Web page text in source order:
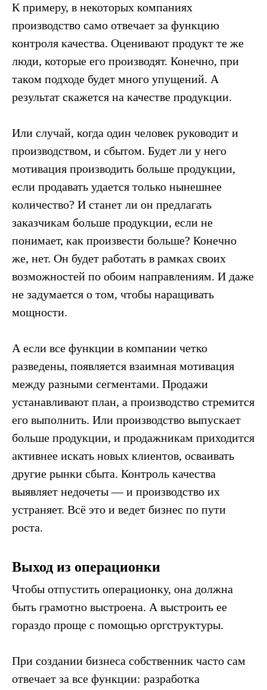
К примеру, в некоторых компаниях
производство само отвечает за функцию
контроля качества. Оценивают продукт те же
люди, которые его производят. Конечно, при
таком подходе будет много упущений. А
результат скажется на качестве продукции.
Или случай, когда один человек руководит и
производством, и сбытом. Будет ли у него
мотивация производить больше продукции,
если продавать удается только нынешнее
количество? И станет ли он предлагать
заказчикам больше продукции, если не
понимает, как произвести больше? Конечно
же, нет. Он будет работать в рамках своих
возможностей по обоим направлениям. И даже
не задумается о том, чтобы наращивать
мощности.
А если все функции в компании четко
разведены, появляется взаимная мотивация
между разными сегментами. Продажи
устанавливают план, а производство стремится
его выполнить. Или производство выпускает
больше продукции, и продажникам приходится
активнее искать новых клиентов, осваивать
другие рынки сбыта. Контроль качества
выявляет недочеты — и производство их
устраняет. Всё это и ведет бизнес по пути
роста.
Выход из операционки
Чтобы отпустить операционку, она должна
быть грамотно выстроена. А выстроить ее
гораздо проще с помощью оргструктуры.
При создании бизнеса собственник часто сам
отвечает за все функции: разработка
+7
Даю согласие на обработку персональных
данных
Отправить заявку
О нас
управления НФ
Стать партнером
+7 (958) 579-53-95
Напишите нам в Telegram
или WhatsApp
Получить консультацию
Официальный сайт Нескучных финансов
Политика обработки данных
Реквизиты
© ПРОФИТ, 2026